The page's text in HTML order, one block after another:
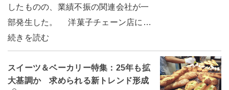
したものの、業績不振の関連会社が一
部発生した。 洋菓子チェーン店に…
続きを読む
スイーツ＆ベーカリー特集：25年も拡
大基調か 求められる新トレンド形成